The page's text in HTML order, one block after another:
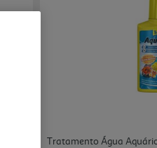
Tratamento Água